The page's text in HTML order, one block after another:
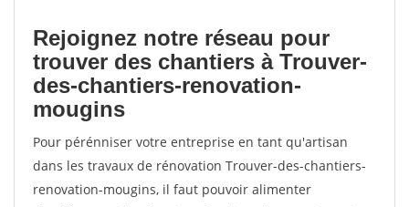
Rejoignez notre réseau pour
trouver des chantiers à Trouver-
des-chantiers-renovation-
mougins
Pour pérénniser votre entreprise en tant qu'artisan
dans les travaux de rénovation Trouver-des-chantiers-
renovation-mougins, il faut pouvoir alimenter